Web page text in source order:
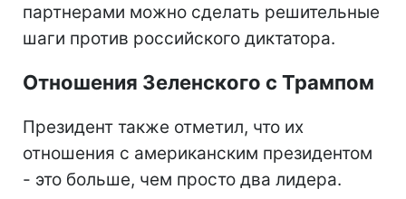
партнерами можно сделать решительные
шаги против российского диктатора.
Отношения Зеленского с Трампом
Президент также отметил, что их
отношения с американским президентом
- это больше, чем просто два лидера.